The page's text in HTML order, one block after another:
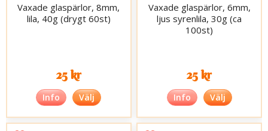
Vaxade glaspärlor, 8mm,
lila, 40g (drygt 60st)
25 kr
Info Välj
Vaxade glaspärlor, 6mm,
ljus syrenlila, 30g (ca
100st)
25 kr
Info Välj